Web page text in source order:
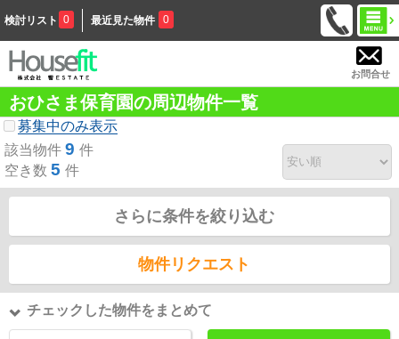
検討リスト 0 最近見た物件 0
お問合せ
おひさま保育園の周辺物件一覧
募集中のみ表示
該当物件 9 件
空き数 5 件
さらに条件を絞り込む
物件リクエスト
チェックした物件をまとめて